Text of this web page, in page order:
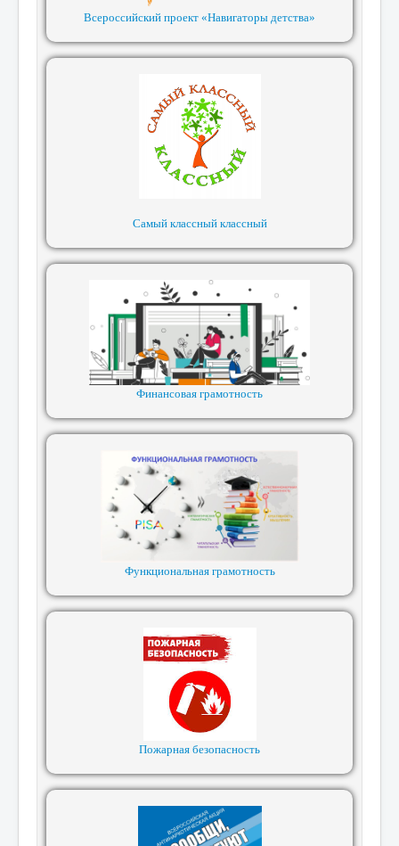
Всероссийский проект «Навигаторы детства»
Самый классный классный
Финансовая грамотность
Функциональная грамотность
Пожарная безопасность